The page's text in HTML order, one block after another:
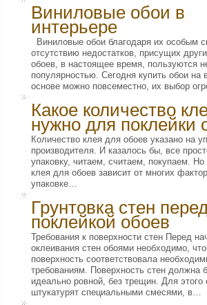
Виниловые обои в
интерьере
Виниловые обои благодаря их особым
отсутствию недостатков, присущих
обоев, в настоящее время, пользуются
популярностью. Сегодня купить обои на
основе можно повсеместно, их выбор
Какое количество
нужно для поклейки
Количество клея для обоев указано на
производителя. И казалось бы, все
упаковку, читаем, считаем, покупаем. Но
клея для обоев зависит от многих
упаковке…
Грунтовка стен
поклейкой обоев
Требования к поверхности стен Перед
оклеивания стен обоями необходимо,
поверхность соответствовала
требованиям. Поверхность стен должна
идеально ровной, без трещин. Для этого
штукатурят специальными смесями, в…